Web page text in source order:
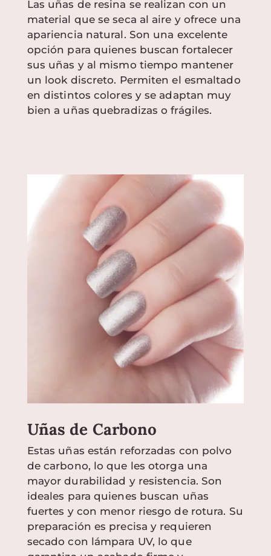
Las uñas de resina se realizan con un
material que se seca al aire y ofrece una
apariencia natural. Son una excelente
opción para quienes buscan fortalecer
sus uñas y al mismo tiempo mantener
un look discreto. Permiten el esmaltado
en distintos colores y se adaptan muy
bien a uñas quebradizas o frágiles.
Uñas de Carbono
Estas uñas están reforzadas con polvo
de carbono, lo que les otorga una
mayor durabilidad y resistencia. Son
ideales para quienes buscan uñas
fuertes y con menor riesgo de rotura. Su
preparación es precisa y requieren
secado con lámpara UV, lo que